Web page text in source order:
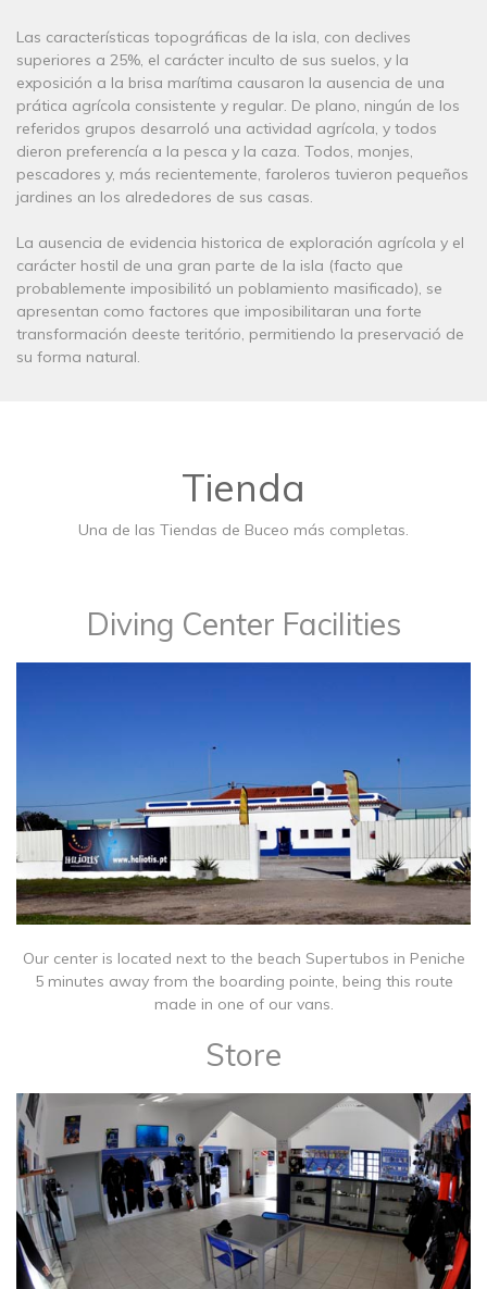
Las características topográficas de la isla, con declives
superiores a 25%, el carácter inculto de sus suelos, y la
exposición a la brisa marítima causaron la ausencia de una
prática agrícola consistente y regular. De plano, ningún de los
referidos grupos desarroló una actividad agrícola, y todos
dieron preferencía a la pesca y la caza. Todos, monjes,
pescadores y, más recientemente, faroleros tuvieron pequeños
jardines an los alrededores de sus casas.
La ausencia de evidencia historica de exploración agrícola y el
carácter hostil de una gran parte de la isla (facto que
probablemente imposibilitó un poblamiento masificado), se
apresentan como factores que imposibilitaran una forte
transformación deeste teritório, permitiendo la preservació de
su forma natural.
Tienda
Una de las Tiendas de Buceo más completas.
Diving Center Facilities
Our center is located next to the beach Supertubos in Peniche
5 minutes away from the boarding pointe, being this route
made in one of our vans.
Store